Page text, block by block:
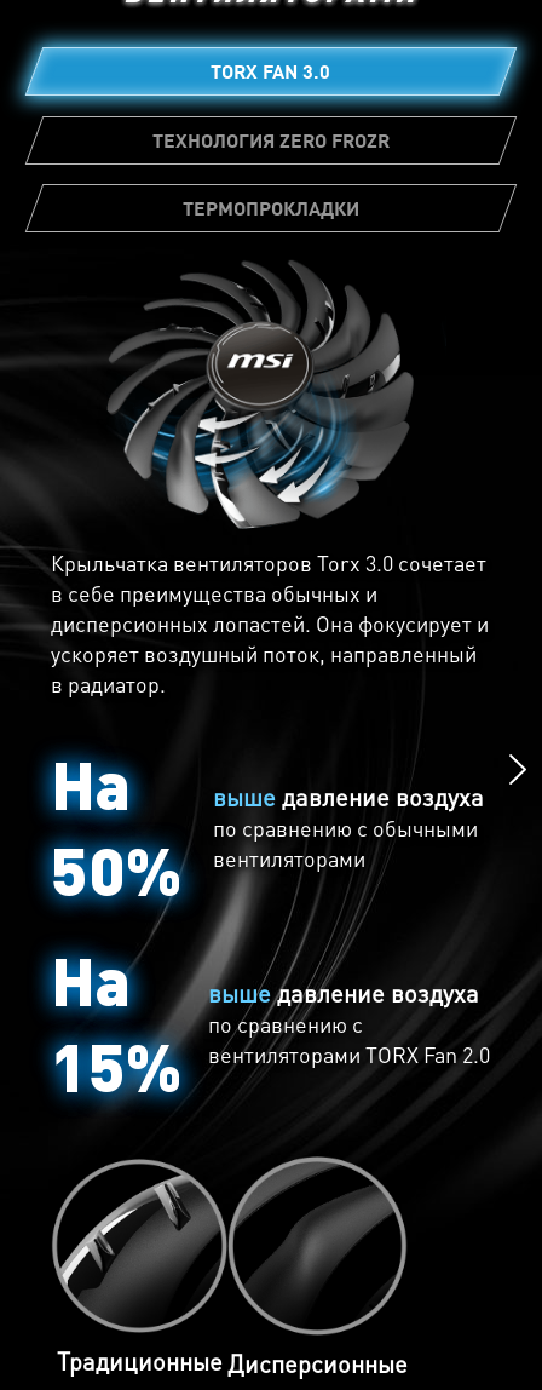
TORX FAN 3.0
ТЕХНОЛОГИЯ ZERO FROZR
ТЕРМОПРОКЛАДКИ
Крыльчатка вентиляторов Torx 3.0 сочетает
в себе преимущества обычных и
дисперсионных лопастей. Она фокусирует и
ускоряет воздушный поток, направленный
в радиатор.
На
50%
вышедавление воздуха
по сравнению с обычными
вентиляторами
На
15%
вышедавление воздуха
по сравнению с
вентиляторами TORX Fan 2.0
ТрадиционныеДисперсионные
Морозная тишина
Технология Zero Frozr означает полную
остановку вентиляторов при низкой
температуре графического процессора, что
делает видеокарту абсолютно бесшумной.
Когда температура начнет подниматься,
вентиляторы возобновят свою работу
автоматически.
На множестве элементов видеокарты
установлены термопрокладки, которые
передают тепло радиатору, чтобы снизить
рабочую температуру.